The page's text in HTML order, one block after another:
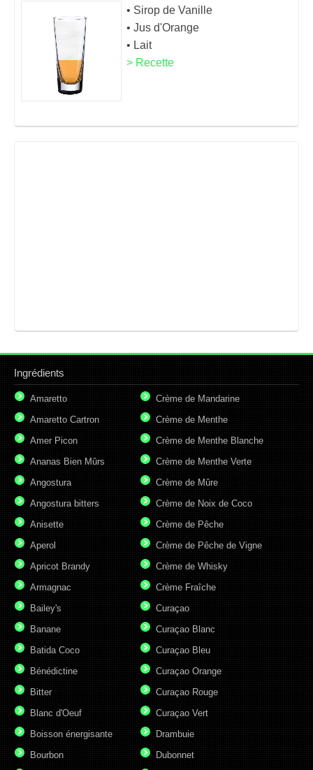
• Sirop de Vanille
• Jus d'Orange
• Lait
> Recette
Ingrédients
Amaretto
Amaretto Cartron
Amer Picon
Ananas Bien Mûrs
Angostura
Angostura bitters
Anisette
Aperol
Apricot Brandy
Armagnac
Bailey's
Banane
Batida Coco
Bénédictine
Bitter
Blanc d'Oeuf
Boisson énergisante
Bourbon
Crème de Mandarine
Crème de Menthe
Crème de Menthe Blanche
Crème de Menthe Verte
Crème de Mûre
Crème de Noix de Coco
Crème de Pêche
Crème de Pêche de Vigne
Crème de Whisky
Crème Fraîche
Curaçao
Curaçao Blanc
Curaçao Bleu
Curaçao Orange
Curaçao Rouge
Curaçao Vert
Drambuie
Dubonnet